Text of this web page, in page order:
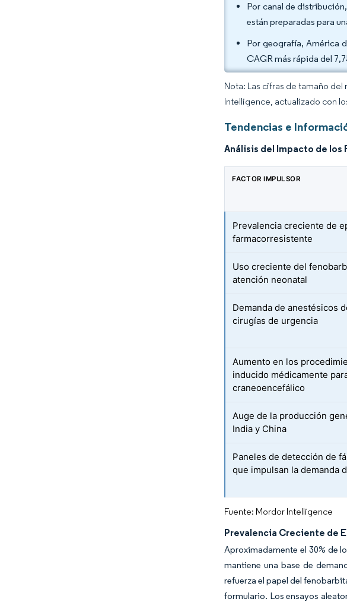
Por canal de
están preparadas para
Por geografía, América
CAGR más rápida del
Nota: Las cifras de tamaño
Intelligence, actualizado con
Tendencias e
Análisis del Impacto de los
FACTOR IMPULSOR
Prevalencia creciente de
farmacorresistente
Uso creciente del
atención neonatal
Demanda de anestésicos
cirugías de urgencia
Aumento en los
inducido médicamente
craneoencefálico
Auge de la producción
India y China
Paneles de detección de
que impulsan la demanda
Fuente: Mordor Intelligence
Prevalencia Creciente de
Aproximadamente el 30% de
mantiene una base de
refuerza el papel del
formulario. Los ensayos